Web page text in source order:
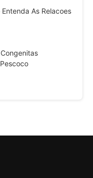
As Relacoes